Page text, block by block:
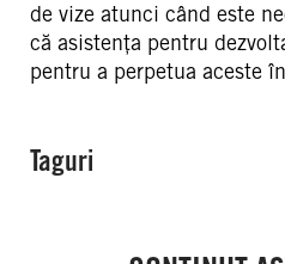
de vize atunci când este
că asistența pentru
pentru a perpetua aceste
Taguri